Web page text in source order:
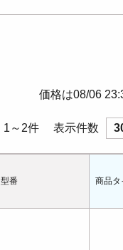
価格は08/06
1～2件 表示件数
型番 商品タ